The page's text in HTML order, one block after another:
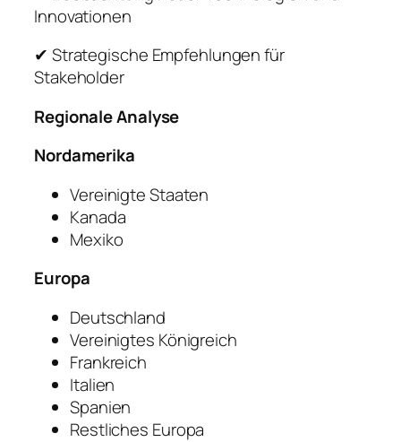
Innovationen
✔ Strategische Empfehlungen für
Stakeholder
Regionale Analyse
Nordamerika
Vereinigte Staaten
Kanada
Mexiko
Europa
Deutschland
Vereinigtes Königreich
Frankreich
Italien
Spanien
Restliches Europa